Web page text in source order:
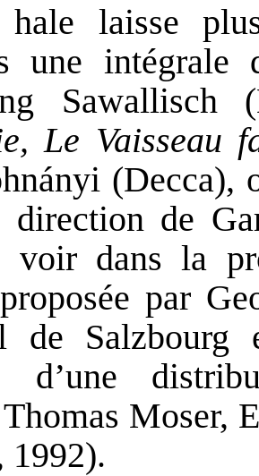
hale laisse
une
Sawallisch
Le Vaisseau
(Decca),
direction de
voir dans la
proposée par
de
d’une
Thomas Moser,
1992).